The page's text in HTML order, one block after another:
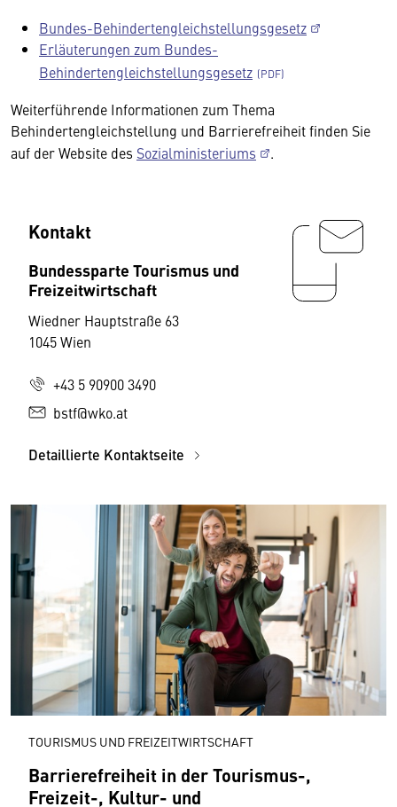
Bundes-Behindertengleichstellungsgesetz
Erläuterungen zum Bundes-
Behindertengleichstellungsgesetz
Weiterführende Informationen zum Thema
Behindertengleichstellung und Barrierefreiheit finden Sie
auf der Website des Sozialministeriums .
Kontakt
Bundessparte Tourismus und
Freizeitwirtschaft
Wiedner Hauptstraße 63
1045 Wien
+43 5 90900 3490
bstf@wko.at
Detaillierte Kontaktseite
TOURISMUS UND FREIZEITWIRTSCHAFT
Barrierefreiheit in der Tourismus-,
Freizeit-, Kultur- und